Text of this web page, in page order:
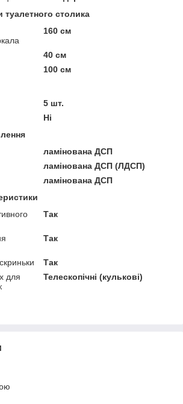
туалетного столика
160 см
40 см
100 см
5 шт.
Ні
ламінована ДСП
ламінована ДСП (ЛДСП)
ламінована ДСП
Так
Так
Так
для
Телескопічні (кулькові)